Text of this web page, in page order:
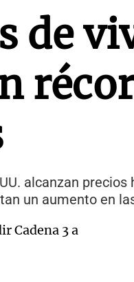
de
alcanzan
un aumento en
Cadena 3 a